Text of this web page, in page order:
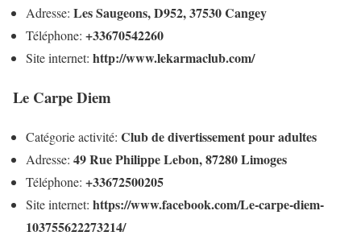
Adresse: Les Saugeons, D952, 37530 Cangey
Téléphone: +33670542260
Site internet: http://www.lekarmaclub.com/
Le Carpe Diem
Catégorie activité: Club de divertissement pour adultes
Adresse: 49 Rue Philippe Lebon, 87280 Limoges
Téléphone: +33672500205
Site internet: https://www.facebook.com/Le-carpe-diem-
103755622273214/